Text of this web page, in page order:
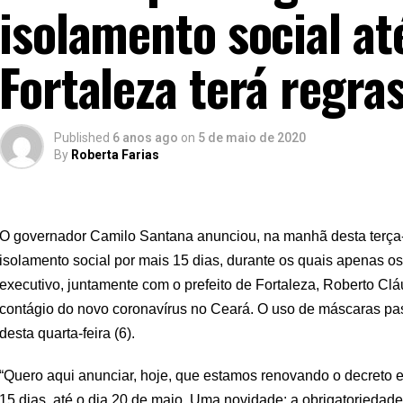
isolamento social
Fortaleza terá
Published 6 anos ago on 5 de maio de 2020
By Roberta Farias
O governador Camilo Santana anunciou, na manhã desta
isolamento social por mais 15 dias, durante os quais apenas
executivo, juntamente com o prefeito de Fortaleza, Roberto
contágio do novo coronavírus no Ceará. O uso de máscaras
desta quarta-feira (6).
“Quero aqui anunciar, hoje, que estamos renovando o